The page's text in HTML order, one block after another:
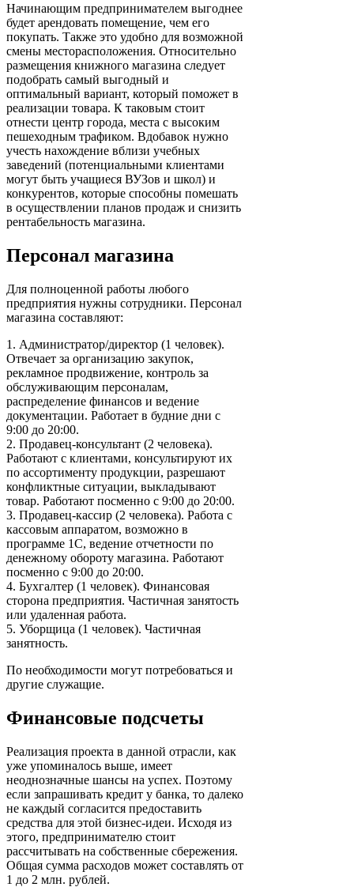
Начинающим предпринимателем выгоднее
будет арендовать помещение, чем его
покупать. Также это удобно для возможной
смены месторасположения. Относительно
размещения книжного магазина следует
подобрать самый выгодный и
оптимальный вариант, который поможет в
реализации товара. К таковым стоит
отнести центр города, места с высоким
пешеходным трафиком. Вдобавок нужно
учесть нахождение вблизи учебных
заведений (потенциальными клиентами
могут быть учащиеся ВУЗов и школ) и
конкурентов, которые способны помешать
в осуществлении планов продаж и снизить
рентабельность магазина.
Персонал магазина
Для полноценной работы любого
предприятия нужны сотрудники. Персонал
магазина составляют:
1. Администратор/директор (1 человек).
Отвечает за организацию закупок,
рекламное продвижение, контроль за
обслуживающим персоналам,
распределение финансов и ведение
документации. Работает в будние дни с
9:00 до 20:00.
2. Продавец-консультант (2 человека).
Работают с клиентами, консультируют их
по ассортименту продукции, разрешают
конфликтные ситуации, выкладывают
товар. Работают посменно с 9:00 до 20:00.
3. Продавец-кассир (2 человека). Работа с
кассовым аппаратом, возможно в
программе 1С, ведение отчетности по
денежному обороту магазина. Работают
посменно с 9:00 до 20:00.
4. Бухгалтер (1 человек). Финансовая
сторона предприятия. Частичная занятость
или удаленная работа.
5. Уборщица (1 человек). Частичная
занятность.
По необходимости могут потребоваться и
другие служащие.
Финансовые подсчеты
Реализация проекта в данной отрасли, как
уже упоминалось выше, имеет
неоднозначные шансы на успех. Поэтому
если запрашивать кредит у банка, то далеко
не каждый согласится предоставить
средства для этой бизнес-идеи. Исходя из
этого, предпринимателю стоит
рассчитывать на собственные сбережения.
Общая сумма расходов может составлять от
1 до 2 млн. рублей.